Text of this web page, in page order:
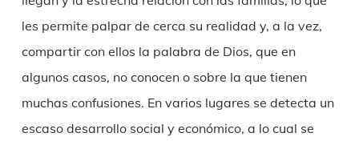
les permite palpar de cerca su realidad y, a la vez,
compartir con ellos la palabra de Dios, que en
algunos casos, no conocen o sobre la que tienen
muchas confusiones. En varios lugares se detecta un
escaso desarrollo social y económico, a lo cual se